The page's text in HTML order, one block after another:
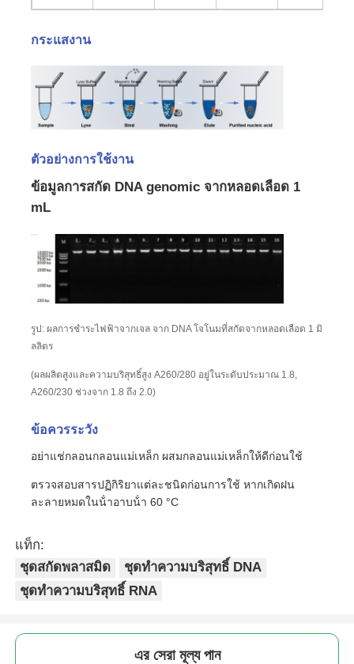
ทัวร์โรงงาน
การควบคุมคุณภาพ
ข่าว
ขอทุน
กลีบแม่เหล็ก การสกัดกรดนิวเคลียค
ชุดสกัด DNA / RNA
NGS แม็กเนตเคอร์
เซลล์เรียงลําดับ กระบอกแม่เหล็ก
การทำโปรตีนให้บริสุทธิ์ด้วยลูกปัดแม่เหล็ก
กระบอกแม่เหล็กที่ทํางานบนผิว
อุปกรณ์อัตโนมัติและอุปกรณ์ใช้
กระแสงาน
ตัวอย่างการใช้งาน
ข้อมูลการสกัด DNA genomic จากหลอดเลือด 1
mL
รูป: ผลการชําระไฟฟ้าจากเจล จาก DNA โจโนมที่สกัดจากหลอดเลือด 1 มิ
ลลิตร
(ผลผลิตสูงและความบริสุทธิ์สูง A260/280 อยู่ในระดับประมาณ 1.8,
A260/230 ช่วงจาก 1.8 ถึง 2.0)
ข้อควรระวัง
อย่าแช่กลอนกลอนแม่เหล็ก ผสมกลอนแม่เหล็กให้ดีก่อนใช้
ตรวจสอบสารปฏิกิริยาแต่ละชนิดก่อนการใช้ หากเกิดฝน
ละลายหมดในน้ําอาบน้ํา 60 °C
แท็ก:
ชุดสกัดพลาสมิด
ชุดทำความบริสุทธิ์ DNA
ชุดทำความบริสุทธิ์ RNA
এর সেরা মূল্য পান